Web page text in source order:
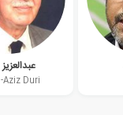
Aziz Duri